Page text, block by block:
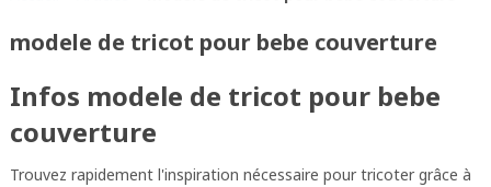
modele de tricot pour bebe couverture
Infos modele de tricot pour bebe
couverture
Trouvez rapidement l'inspiration nécessaire pour tricoter grâce à